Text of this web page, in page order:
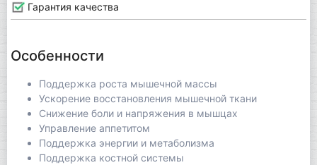
Гарантия качества
Особенности
Поддержка роста мышечной массы
Ускорение восстановления мышечной ткани
Снижение боли и напряжения в мышцах
Управление аппетитом
Поддержка энергии и метаболизма
Поддержка костной системы